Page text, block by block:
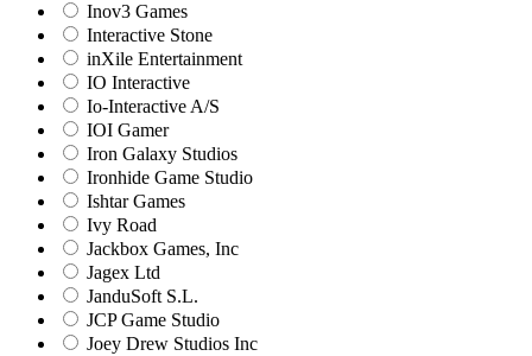
Inov3 Games
Interactive Stone
inXile Entertainment
IO Interactive
Io-Interactive A/S
IOI Gamer
Iron Galaxy Studios
Ironhide Game Studio
Ishtar Games
Ivy Road
Jackbox Games, Inc
Jagex Ltd
JanduSoft S.L.
JCP Game Studio
Joey Drew Studios Inc